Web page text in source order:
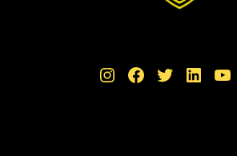
Instagram Facebook Twitter LinkedIn YouTube